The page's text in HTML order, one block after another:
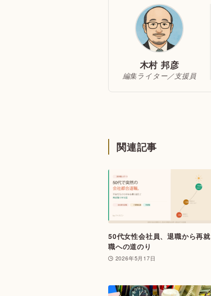
木村 邦彦
編集ライター／支援員
関連記事
50代女性会社員、退職から再就
職への道のり
2026年5月17日